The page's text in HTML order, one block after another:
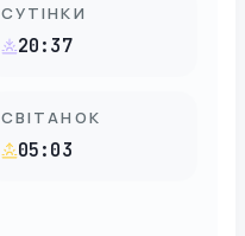
СУТІНКИ
20:37
СВІТАНОК
05:03